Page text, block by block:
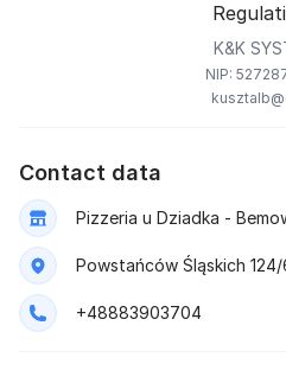
K&K
NIP:
Contact data
Pizzeria u Dziadka -
Powstańców Śląskich
+48883903704